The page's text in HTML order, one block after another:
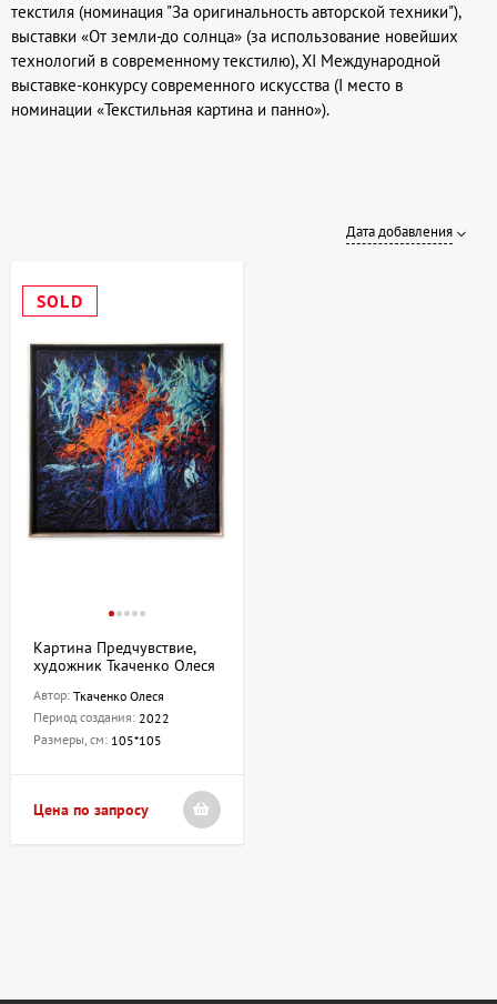
текстиля (номинация "За оригинальность авторской техники"),
выставки «От земли-до солнца» (за использование новейших
технологий в современному текстилю), XI Международной
выставке-конкурсу современного искусства (I место в
номинации «Текстильная картина и панно»).
Дата добавления
SOLD
Картина Предчувствие,
художник Ткаченко Олеся
Автор: Ткаченко Олеся
Период создания: 2022
Размеры, см: 105*105
Цена по запросу